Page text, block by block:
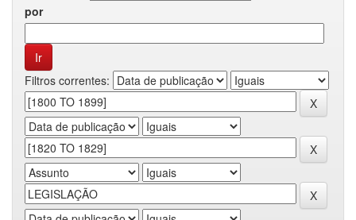
por
Filtros correntes: